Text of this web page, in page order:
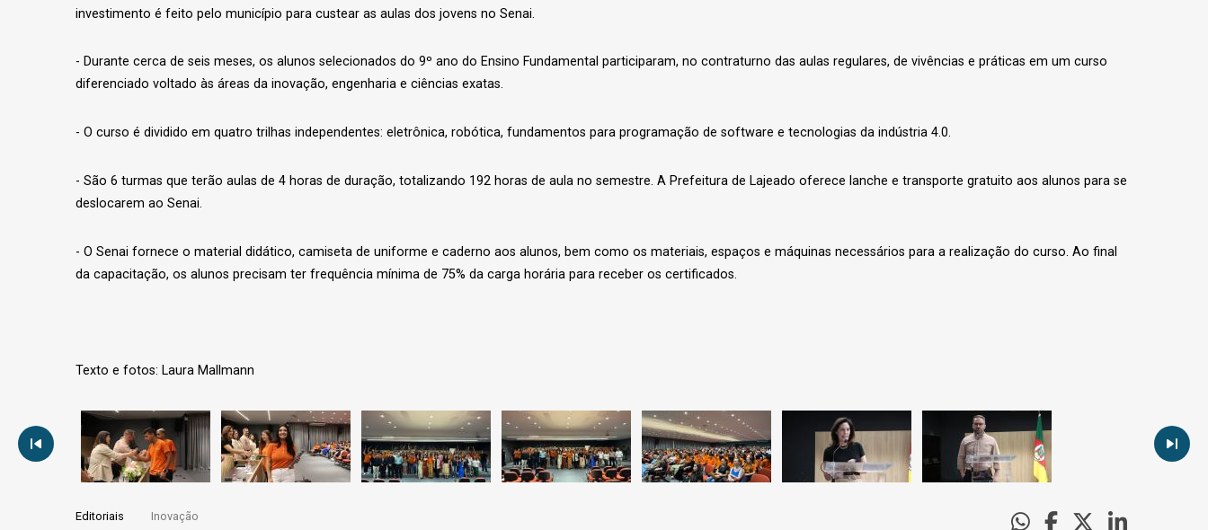
investimento é feito pelo município para custear as aulas dos jovens no Senai.
- Durante cerca de seis meses, os alunos selecionados do 9º ano do Ensino Fundamental participaram, no contraturno das aulas regulares, de vivências e práticas em um curso
diferenciado voltado às áreas da inovação, engenharia e ciências exatas.
- O curso é dividido em quatro trilhas independentes: eletrônica, robótica, fundamentos para programação de software e tecnologias da indústria 4.0.
- São 6 turmas que terão aulas de 4 horas de duração, totalizando 192 horas de aula no semestre. A Prefeitura de Lajeado oferece lanche e transporte gratuito aos alunos para se
deslocarem ao Senai.
- O Senai fornece o material didático, camiseta de uniforme e caderno aos alunos, bem como os materiais, espaços e máquinas necessários para a realização do curso. Ao final
da capacitação, os alunos precisam ter frequência mínima de 75% da carga horária para receber os certificados.
Texto e fotos: Laura Mallmann
Editoriais Inovação